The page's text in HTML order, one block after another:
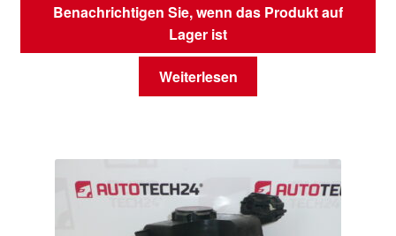
Benachrichtigen Sie, wenn das Produkt auf
Lager ist
Weiterlesen